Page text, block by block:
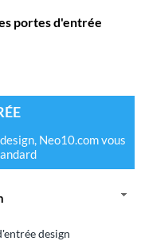
Neo10.com vous
design
portes d'entrée